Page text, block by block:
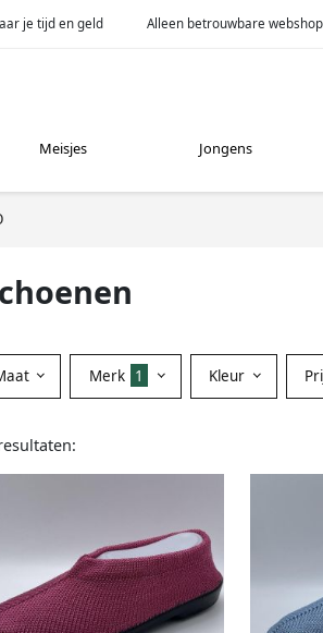
je tijd en geld Alleen betrouwbare
Meisjes Jongens
Merk 1 Kleur